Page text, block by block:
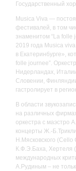
Государственный
Musica Viva —
фестивалей, в том
знаменитом “La
2019 года Musica
в Екатеринбурге»,
folle journee”.
Нидерландах,
Словении,
гастролирует в
В области
на различных
оркестра с маэстро
концерты Ж.-
Н.Мясковского
К.Ф.Э.Баха, Хертеля
международных
А.Рудиным – не